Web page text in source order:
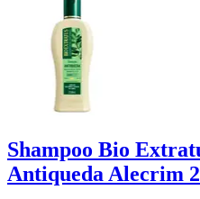
Shampoo Bio
Antiqueda Alecrim